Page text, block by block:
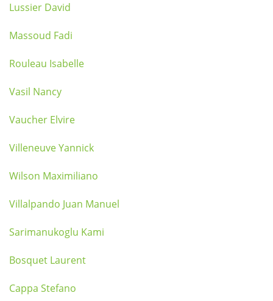
Lussier David
Massoud Fadi
Rouleau Isabelle
Vasil Nancy
Vaucher Elvire
Villeneuve Yannick
Wilson Maximiliano
Villalpando Juan Manuel
Sarimanukoglu Kami
Bosquet Laurent
Cappa Stefano